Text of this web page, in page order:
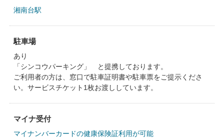
湘南台駅
駐車場
あり
「シンコウパーキング」 と提携しております。
ご利用者の方は、窓口で駐車証明書や駐車票をご提示くださ
い。サービスチケット1枚お渡ししています。
マイナ受付
マイナンバーカードの健康保険証利用が可能